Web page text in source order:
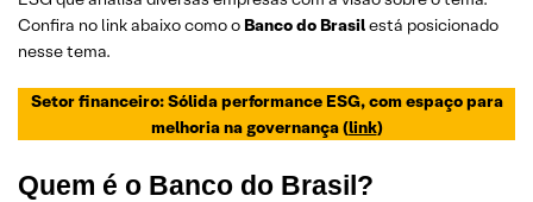
Confira no link abaixo como o Banco do Brasilestá posicionado
nesse tema.
Setor financeiro: Sólida performance ESG, com espaço para
melhoria na governança (link)
Quem é o Banco do Brasil?